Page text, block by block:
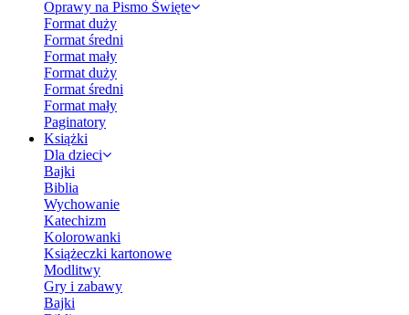
Oprawy na Pismo Święte
Format duży
Format średni
Format mały
Format duży
Format średni
Format mały
Paginatory
Książki
Dla dzieci
Bajki
Biblia
Wychowanie
Katechizm
Kolorowanki
Książeczki kartonowe
Modlitwy
Gry i zabawy
Bajki